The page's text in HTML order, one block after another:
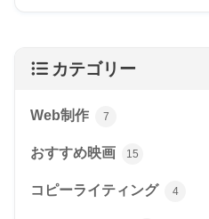
カテゴリー
Web制作 7
おすすめ映画 15
コピーライティング 4